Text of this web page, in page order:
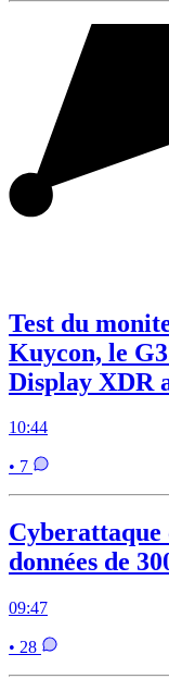
Test du
Kuycon, le
Display XDR
10:44
• 7
données de
09:47
• 28